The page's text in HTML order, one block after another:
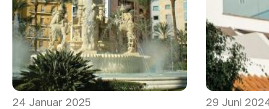
24 Januar 2025
29 Juni